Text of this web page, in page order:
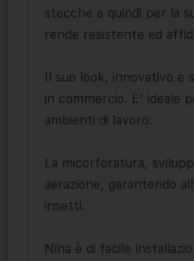
stecche e quindi per la
rende resistente ed
Il suo look, innovativo e
in commercio. E’
ambienti di lavoro.
La micorforatura,
aerazione, garantendo
insetti.
Nina è di facile